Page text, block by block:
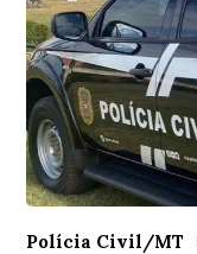
Polícia Civil/MT